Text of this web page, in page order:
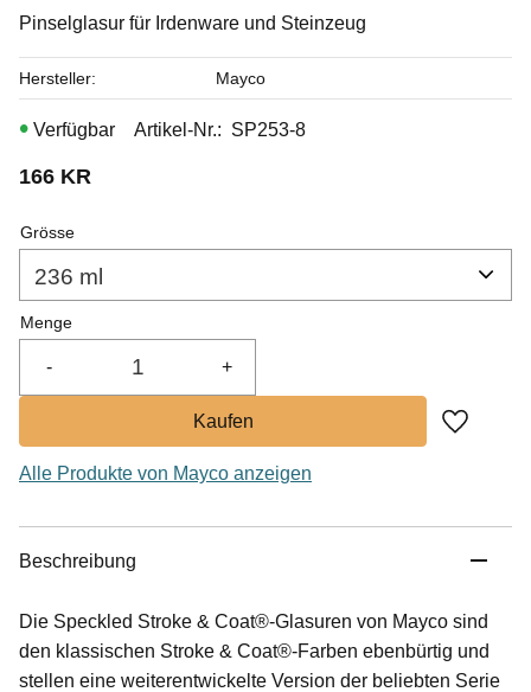
Penselglasyr för stengods
Pinselglasur für Irdenware und Steinzeug
166 KR
Grösse
Menge
+
-
Zu
Artikel-Nr. SP253-8
Hersteller Mayco
Alle Produkte von Mayco anzeigen
Beschreibung
Die Speckled Stroke & Coat®-Glasuren von Mayco sind
den klassischen Stroke & Coat®-Farben ebenbürtig und
stellen eine weiterentwickelte Version der beliebten Serie